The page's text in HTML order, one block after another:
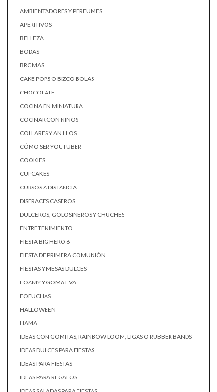
AMBIENTADORES Y PERFUMES
APERITIVOS
BELLEZA
BODAS
BROMAS
CAKE POPS O BIZCO BOLAS
CHOCOLATE
COCINA EN MINIATURA
COCINAR CON NIÑOS
COLLARES Y ANILLOS
CÓMO SER YOUTUBER
COOKIES
CUPCAKES
CURSOS A DISTANCIA
DISFRACES CASEROS
DULCEROS, GOLOSINEROS Y CHUCHES
ENTRETENIMIENTO
FIESTA BIG HERO 6
FIESTA DE PRIMERA COMUNIÓN
FIESTAS Y MESAS DULCES
FOAMY Y GOMA EVA
FOFUCHAS
HALLOWEEN
HAMA
IDEAS CON GOMITAS, RAINBOW LOOM, LIGAS O RUBBER BANDS
IDEAS DULCES PARA FIESTAS
IDEAS PARA FIESTAS
IDEAS PARA REGALOS
IDEAS SALADAS PARA FIESTAS